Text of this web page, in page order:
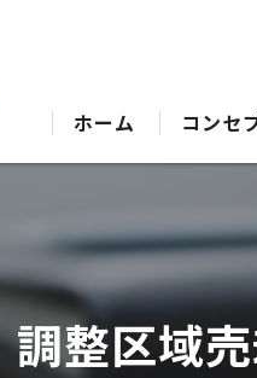
ホーム コンセ
水戸の
水戸の不
調整区域